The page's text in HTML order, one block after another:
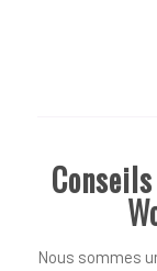
Nous sommes